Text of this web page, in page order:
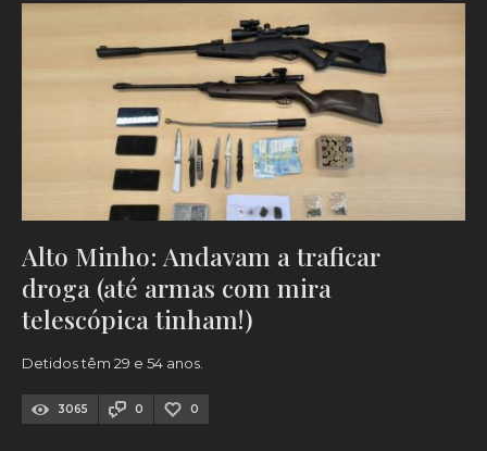
Alto Minho: Andavam a traficar
droga (até armas com mira
telescópica tinham!)
Detidos têm 29 e 54 anos.
3065 0 0